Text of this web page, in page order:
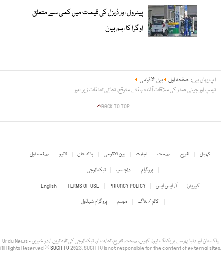
پیٹرول اور ڈیزل کی قیمت میں کمی سے متعلق
اوگرا کا اہم بیان
آپ یہاں ہیں: صفحہ اول
بین الاقوامی
ٹرمپ اور چینی صدر کی ملاقات آئندہ ہفتے متوقع، تجارتی تعلقات زیر غور
BACK TO TOP
صفحہ اول لائیو پاکستان بین الاقوامی تجارت صحت تفریح
کھیل
ٹیکنالوجی
دلچسپ
پروگرام
English
TERMS OF USE PRIVACY POLICY آر ایس ایس
کیریئرز
پروگرام شیڈول
موسم کالم / بلاگ
Urdu News - پاکستان اور دنیا بھر سے بریکنگ نیوز، کھیل، صحت، تفریح، تجارت اور ٹیکنالوجی کی تازہ ترین اردو خبریں
All Rights Reserved ©SUCH TV2023. SUCH TV is not responsible for the content of external sites.